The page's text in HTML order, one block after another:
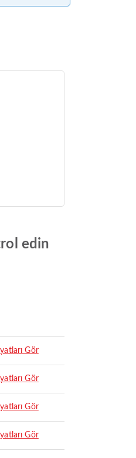
edin
Gör
Gör
Gör
Gör